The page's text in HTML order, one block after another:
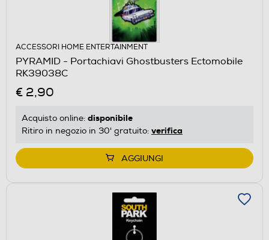
ACCESSORI HOME ENTERTAINMENT
PYRAMID - Portachiavi Ghostbusters Ectomobile
RK39038C
€ 2,90
Acquisto online: disponibile
Ritiro in negozio in 30' gratuito: verifica
AGGIUNGI